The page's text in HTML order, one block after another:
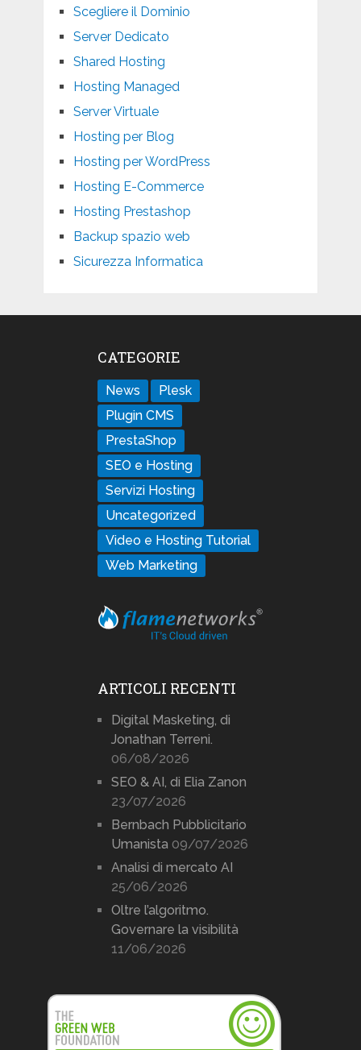
Scegliere il Dominio
Server Dedicato
Shared Hosting
Hosting Managed
Server Virtuale
Hosting per Blog
Hosting per WordPress
Hosting E-Commerce
Hosting Prestashop
Backup spazio web
Sicurezza Informatica
CATEGORIE
News
Plesk
Plugin CMS
PrestaShop
SEO e Hosting
Servizi Hosting
Uncategorized
Video e Hosting Tutorial
Web Marketing
ARTICOLI RECENTI
Digital Masketing, di
Jonathan Terreni.
06/08/2026
SEO & AI, di Elia Zanon
23/07/2026
Bernbach Pubblicitario
Umanista 09/07/2026
Analisi di mercato AI
25/06/2026
Oltre l’algoritmo.
Governare la visibilità
11/06/2026